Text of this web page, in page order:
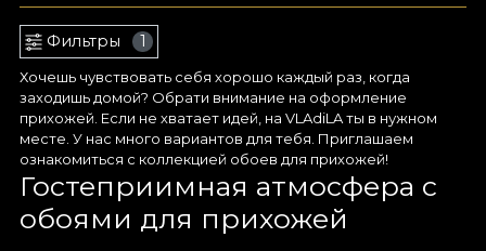
Фильтры 1
Хочешь чувствовать себя хорошо каждый раз, когда
заходишь домой? Обрати внимание на оформление
прихожей. Если не хватает идей, на VLAdiLA ты в нужном
месте. У нас много вариантов для тебя. Приглашаем
ознакомиться с коллекцией обоев для прихожей!
Гостеприимная атмосфера с
обоями для прихожей